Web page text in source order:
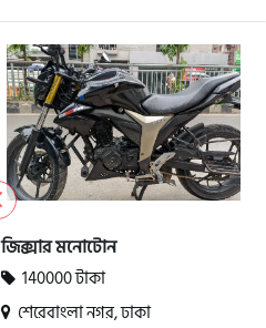
জিক্সার মনোটোন
140000 টাকা
শেরেবাংলা নগর, ঢাকা